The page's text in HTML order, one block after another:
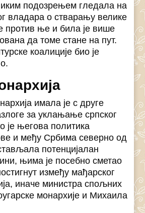
подозрењем гледала на
владара о стварању велике
против ње и била је више
да томе стане на пут.
коалиције био је
имала је с друге
за уклањање српског
је његова политика
и међу Србима северно од
потенцијалан
њима је посебно сметао
између мађарског
иначе министра спољних
монархије и Михаила